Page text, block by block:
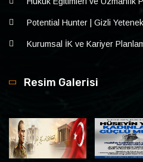
Potential Hunter | Gizli
Kurumsal İK ve Kariyer
Resim Galerisi